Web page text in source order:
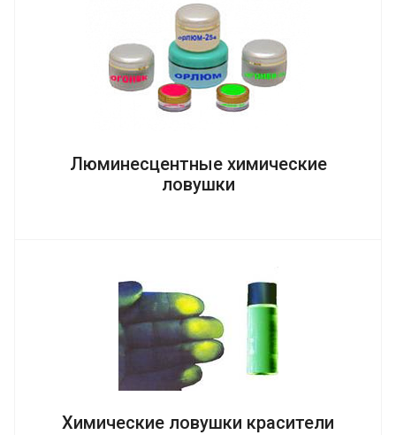
Люминесцентные химические
ловушки
Химические ловушки красители